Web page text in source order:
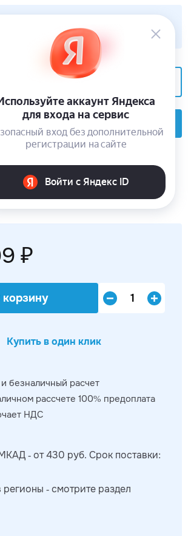
229-62-05 Заказать звонок
О компании
₽
корзину
Купить в один клик
безналичный расчет
рассчете 100% предоплата
НДС
- от 430 руб. Срок поставки:
- смотрите раздел